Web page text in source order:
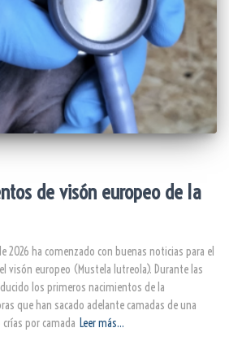
de visón europeo de la
2026 ha comenzado con buenas noticias para el
visón europeo (Mustela lutreola). Durante las
los primeros nacimientos de la
que han sacado adelante camadas de una
por camada Leer más…